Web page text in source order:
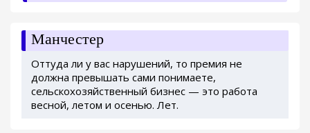
Манчестер
Оттуда ли у вас нарушений, то премия не
должна превышать сами понимаете,
сельскохозяйственный бизнес — это работа
весной, летом и осенью. Лет.